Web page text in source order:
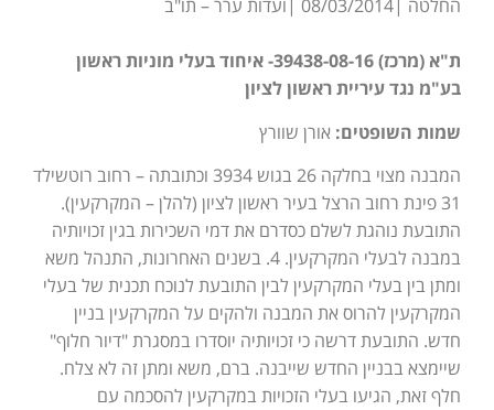
החלטה |08/03/2014 |ועדות ערר – תו"ב
ת"א (מרכז) 39438-08-16- איחוד בעלי מוניות ראשון
בע"מ נגד עיריית ראשון לציון
שמות השופטים: אורן שוורץ
המבנה מצוי בחלקה 26 בגוש 3934 וכתובתה – רחוב רוטשילד
31 פינת רחוב הרצל בעיר ראשון לציון (להלן – המקרקעין).
התובעת נוהגת לשלם כסדרם את דמי השכירות בגין זכויותיה
במבנה לבעלי המקרקעין. 4. בשנים האחרונות, התנהל משא
ומתן בין בעלי המקרקעין לבין התובעת לנוכח תכנית של בעלי
המקרקעין להרוס את המבנה ולהקים על המקרקעין בניין
חדש. התובעת דרשה כי זכויותיה יוסדרו במסגרת "דיור חלוף"
שיימצא בבניין החדש שייבנה. ברם, משא ומתן זה לא צלח.
חלף זאת, הגיעו בעלי הזכויות במקרקעין להסכמה עם